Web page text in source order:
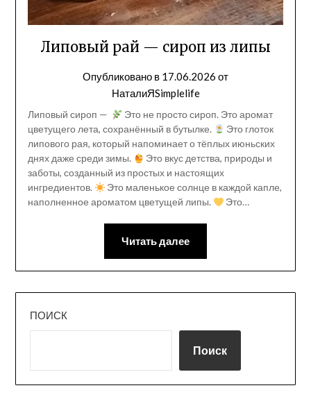
Липовый рай — сироп из липы
Опубликовано в 17.06.2026 от
НаталиЯSimplelife
Липовый сироп —
Это не просто сироп. Это аромат
цветущего лета, сохранённый в бутылке.
Это глоток
липового рая, который напоминает о тёплых июньских
днях даже среди зимы.
Это вкус детства, природы и
заботы, созданный из простых и настоящих
ингредиентов.
Это маленькое солнце в каждой капле,
наполненное ароматом цветущей липы.
Это…
Читать далее
ПОИСК
Поиск